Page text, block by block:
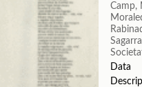
Camp,
Data